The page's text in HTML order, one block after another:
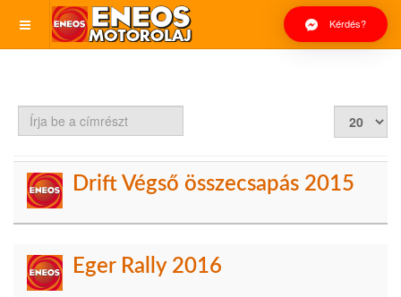
Kérdés?
Írja
a
Drift Végső összecsapás 2015
Eger Rally 2016